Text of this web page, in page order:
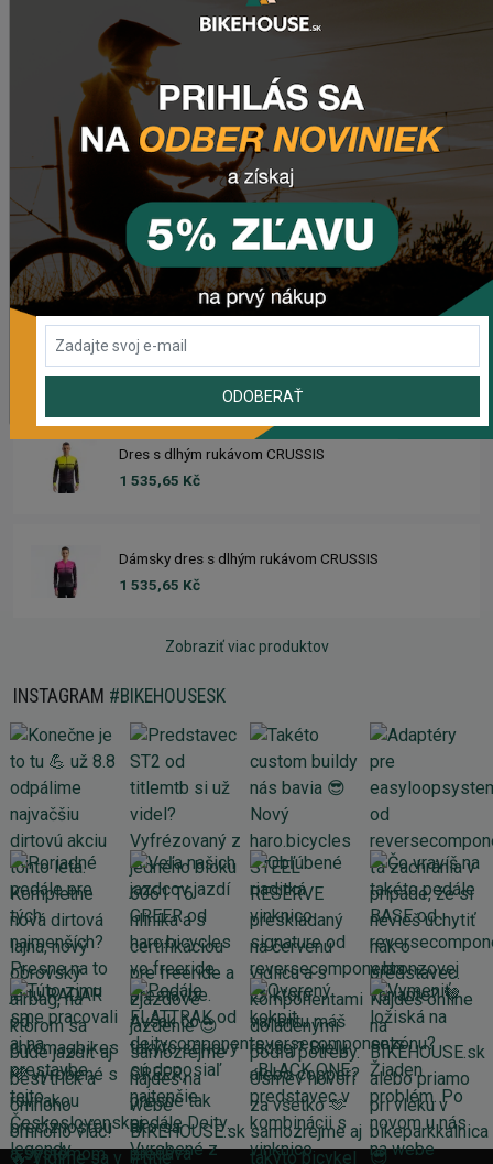
Predné svetlo CRUSSIS CRS 1200
1 841,55 Kč
Zadné svetlo CRUSSIS CRS 20
503,69 Kč
Dres CRUSSIS
1 633,93 Kč
Dámsky dres CRUSSIS
1 633,93 Kč
Dres s dlhým rukávom CRUSSIS
1 535,65 Kč
Dámsky dres s dlhým rukávom CRUSSIS
1 535,65 Kč
Zobraziť viac produktov
INSTAGRAM #BIKEHOUSESK
ODOBERAŤ